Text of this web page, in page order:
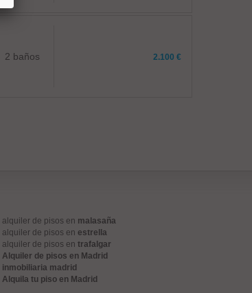
2 baños 2.100 €
alquiler de pisos en malasaña
alquiler de pisos en estrella
alquiler de pisos en trafalgar
Alquiler de pisos en Madrid
inmobiliaria madrid
Alquila tu piso en Madrid